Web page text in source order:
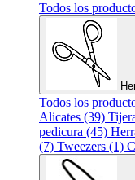
Todos los
Todos los
Alicates (39)
pedicura (45)
(7) Tweezers (1)